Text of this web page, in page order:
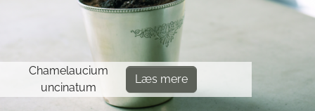
Chamelaucium
uncinatum
Læs mere